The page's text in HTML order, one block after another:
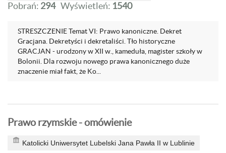
Pobrań: 294 Wyświetleń: 1540
STRESZCZENIE Temat VI: Prawo kanoniczne. Dekret
Gracjana. Dekretyści i dekretaliści. Tło historyczne
GRACJAN - urodzony w XII w., kameduła, magister szkoły w
Bolonii. Dla rozwoju nowego prawa kanonicznego duże
znaczenie miał fakt, że Ko...
Prawo rzymskie - omówienie
Katolicki Uniwersytet Lubelski Jana Pawła II w Lublinie